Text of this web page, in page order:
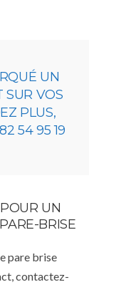
UN
SUR VOS
PLUS,
54 95 19
UN
BRISE
pare brise
contactez-